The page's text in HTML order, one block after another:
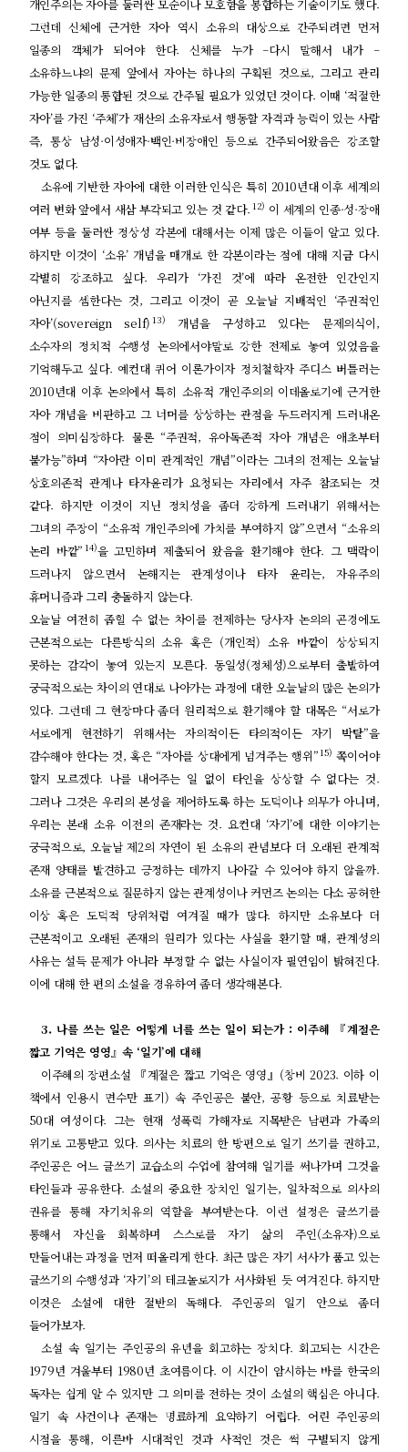
개인주의는 자아를 둘러싼 모순이나 모호함을 봉합하는 기술이기도 했다.
그런데 신체에 근거한 자아 역시 소유의 대상으로 간주되려면 먼저
일종의 객체가 되어야 한다. 신체를 누가 –다시 말해서 내가 –
소유하느냐의 문제 앞에서 자아는 하나의 구획된 것으로, 그리고 관리
가능한 일종의 통합된 것으로 간주될 필요가 있었던 것이다. 이때 ‘적절한
자아’를 가진 ‘주체’가 재산의 소유자로서 행동할 자격과 능력이 있는 사람
즉,통상 남성·이성애자·백인·비장애인 등으로 간주되어왔음은 강조할
것도 없다.
소유에 기반한 자아에 대한 이러한 인식은 특히 2010년대 이후 세계의
여러 변화 앞에서 새삼 부각되고 있는 것 같다. 12) 이 세계의 인종·성·장애
여부 등을 둘러싼 정상성 각본에 대해서는 이제 많은 이들이 알고 있다.
하지만 이것이 ‘소유’ 개념을 매개로 한 각본이라는 점에 대해 지금 다시
각별히 강조하고 싶다. 우리가 ‘가진 것’에 따라 온전한 인간인지
아닌지를 셈한다는 것, 그리고 이것이 곧 오늘날 지배적인 ‘주권적인
자아’(sovereign self) 13) 개념을 구성하고 있다는 문제의식이,
소수자의 정치적 수행성 논의에서야말로 강한 전제로 놓여 있었음을
기억해두고 싶다. 예컨대 퀴어 이론가이자 정치철학자 주디스 버틀러는
2010년대 이후 논의에서 특히 소유적 개인주의의 이데올로기에 근거한
자아 개념을 비판하고 그 너머를 상상하는 관점을 두드러지게 드러내온
점이 의미심장하다. 물론 “주권적, 유아독존적 자아 개념은 애초부터
불가능”하며 “자아란 이미 관계적인 개념”이라는 그녀의 전제는 오늘날
상호의존적 관계나 타자윤리가 요청되는 자리에서 자주 참조되는 것
같다. 하지만 이것이 지닌 정치성을 좀더 강하게 드러내기 위해서는
그녀의 주장이 “소유적 개인주의에 가치를 부여하지 않”으면서 “소유의
논리 바깥” 14)을 고민하며 제출되어 왔음을 환기해야 한다. 그 맥락이
드러나지 않으면서 논해지는 관계성이나 타자 윤리는,자유주의
휴머니즘과 그리 충돌하지 않는다.
오늘날 여전히 좁힐 수 없는 차이를 전제하는 당사자 논의의 곤경에도
근본적으로는 다른방식의 소유 혹은 (개인적)소유 바깥이 상상되지
못하는 감각이 놓여 있는지 모른다. 동일성(정체성)으로부터 출발하여
궁극적으로는 차이의 연대로 나아가는 과정에 대한 오늘날의 많은 논의가
있다. 그런데 그 현장마다 좀더 원리적으로 환기해야 할 대목은 “서로가
서로에게 현전하기 위해서는 자의적이든 타의적이든 자기 박탈”을
감수해야 한다는 것,혹은 “자아를 상대에게 넘겨주는 행위”15) 쪽이어야
할지 모르겠다. 나를 내어주는 일 없이 타인을 상상할 수 없다는 것.
그러나 그것은 우리의 본성을 제어하도록 하는 도덕이나 의무가 아니며,
우리는 본래 소유 이전의 존재라는 것.요컨대 ‘자기’에 대한 이야기는
궁극적으로,오늘날 제2의 자연이 된 소유의 관념보다 더 오래된 관계적
존재 양태를 발견하고 긍정하는 데까지 나아갈 수 있어야 하지 않을까.
소유를 근본적으로 질문하지 않는 관계성이나 커먼즈 논의는 다소 공허한
이상 혹은 도덕적 당위처럼 여겨질 때가 많다. 하지만 소유보다 더
근본적이고 오래된 존재의 원리가 있다는 사실을 환기할 때,관계성의
사유는 설득 문제가 아니라 부정할 수 없는 사실이자 필연임이 밝혀진다.
이에 대해 한 편의 소설을 경유하여 좀더 생각해본다.
3. 나를 쓰는 일은 어떻게 너를 쓰는 일이 되는가 : 이주혜 『계절은
짧고 기억은 영영』속 ‘일기’에 대해
이주혜의 장편소설
『계절은 짧고 기억은 영영』(창비2023. 이하 이
책에서 인용시 면수만 표기) 속 주인공은 불안,공황 등으로 치료받는
50대 여성이다. 그는 현재 성폭력 가해자로 지목받은 남편과 가족의
위기로 고통받고 있다.의사는 치료의 한 방편으로 일기 쓰기를 권하고,
주인공은 어느 글쓰기 교습소의 수업에 참여해 일기를 써나가며 그것을
타인들과 공유한다.소설의 중요한 장치인 일기는, 일차적으로 의사의
권유를 통해 자기치유의 역할을 부여받는다. 이런 설정은 글쓰기를
통해서 자신을 회복하며 스스로를 자기 삶의 주인(소유자)으로
만들어내는 과정을 먼저 떠올리게 한다. 최근 많은 자기 서사가 품고 있는
글쓰기의 수행성과 ‘자기’의 테크놀로지가 서사화된 듯 여겨진다.하지만
이것은 소설에 대한 절반의 독해다. 주인공의 일기 안으로 좀더
들어가보자.
소설 속 일기는 주인공의 유년을 회고하는 장치다. 회고되는 시간은
1979년 겨울부터 1980년 초여름이다. 이 시간이 암시하는 바를 한국의
독자는 쉽게 알 수 있지만 그 의미를 전하는 것이 소설의 핵심은 아니다.
일기 속 사건이나 존재는 명료하게 요약하기 어렵다. 어린 주인공의
시점을 통해, 이른바 시대적인 것과 사적인 것은 썩 구별되지 않게